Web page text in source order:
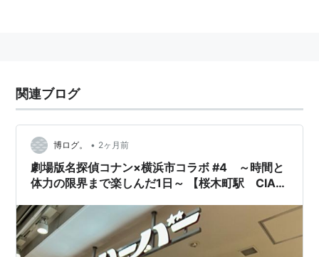
10店舗）
「停車場ビュッフェ」（飲食5店舗）
「横濱情報プラザ」（クロークサービス、横濱銘品
館、書籍、コンビニの4店舗）
コンセプトは、『横濱 ノスタルジック REVUE』で、横
濱のもつ明治ロマン、大正レトロの雰囲気を取り入れた
華やかな駅商業を開発し 横浜エリア全体の回遊起点を
目指す。
関連ブログ
博ログ。 • 2ヶ月前
劇場版名探偵コナン×横浜市コラボ #4 ～時間と
体力の限界まで楽しんだ1日～ 【桜木町駅 CIAL